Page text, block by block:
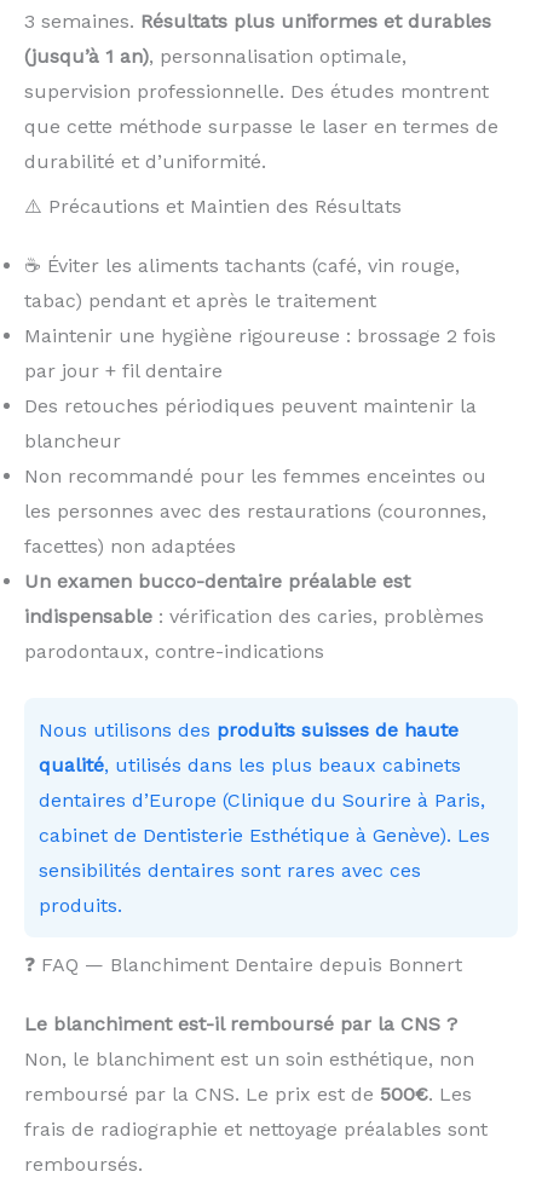
3 semaines. Résultats plus uniformes et durables
(jusqu’à 1 an), personnalisation optimale,
supervision professionnelle. Des études montrent
que cette méthode surpasse le laser en termes de
durabilité et d’uniformité.
⚠️ Précautions et Maintien des Résultats
☕ Éviter les aliments tachants (café, vin rouge,
tabac) pendant et après le traitement
Maintenir une hygiène rigoureuse : brossage 2 fois
par jour + fil dentaire
Des retouches périodiques peuvent maintenir la
blancheur
Non recommandé pour les femmes enceintes ou
les personnes avec des restaurations (couronnes,
facettes) non adaptées
Un examen bucco-dentaire préalable est
indispensable : vérification des caries, problèmes
parodontaux, contre-indications
Nous utilisons des produits suisses de haute
qualité, utilisés dans les plus beaux cabinets
dentaires d’Europe (Clinique du Sourire à Paris,
cabinet de Dentisterie Esthétique à Genève). Les
sensibilités dentaires sont rares avec ces
produits.
❓ FAQ — Blanchiment Dentaire depuis Bonnert
Le blanchiment est-il remboursé par la CNS ?
Non, le blanchiment est un soin esthétique, non
remboursé par la CNS. Le prix est de 500€. Les
frais de radiographie et nettoyage préalables sont
remboursés.